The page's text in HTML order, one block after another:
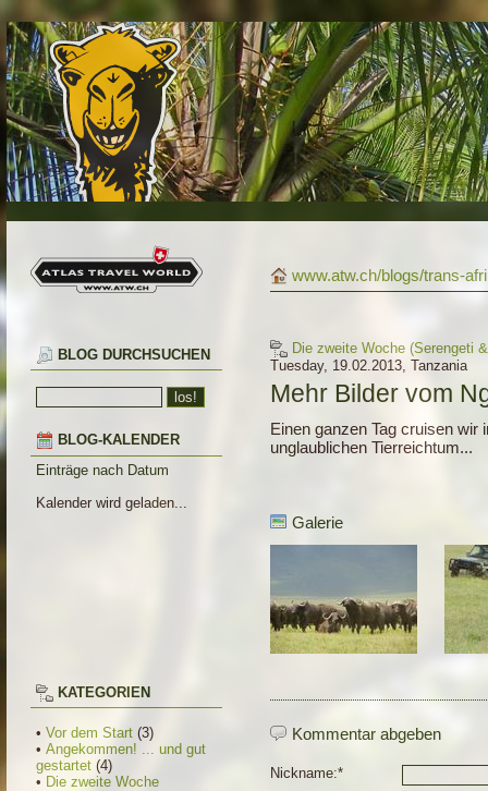
BLOG DURCHSUCHEN
BLOG-KALENDER
Einträge nach Datum
Kalender wird geladen...
KATEGORIEN
•Vor dem Start (3)
•Angekommen! ... und gut
gestartet (4)
• Die zweite Woche
www.atw.ch/blogs/trans-
Die zweite Woche (Serengeti
Tuesday, 19.02.2013, Tanzania
Mehr Bilder vom
Einen ganzen Tag cruisen wir
unglaublichen Tierreichtum...
Galerie
Kommentar abgeben
Nickname:*